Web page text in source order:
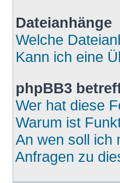
Dateianhänge
Welche
Kann ich eine
phpBB3
Wer hat diese
Warum ist
An wen soll ich
Anfragen zu